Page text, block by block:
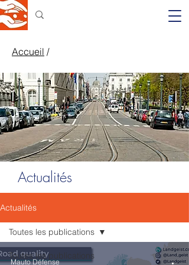
Accueil /
Actualités
Actualités
Toutes les publications
Toutes les publications
Mauto Défense